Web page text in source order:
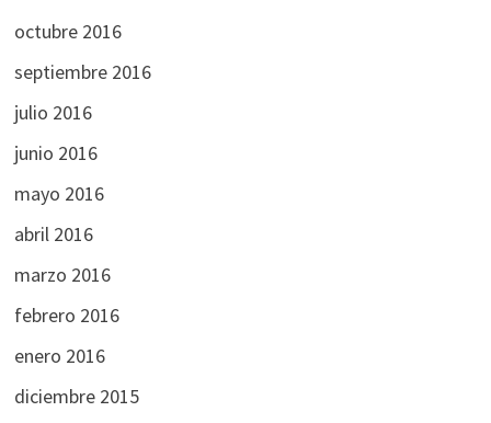
octubre 2016
septiembre 2016
julio 2016
junio 2016
mayo 2016
abril 2016
marzo 2016
febrero 2016
enero 2016
diciembre 2015